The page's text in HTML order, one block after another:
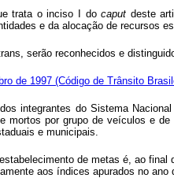
trata o inciso I docaput deste
e da alocação de recursos
serão reconhecidos e
de 1997 (Código de Trânsito
integrantes do Sistema
mortos por grupo de veículos e
e municipais.
de metas é, ao
aos índices apurados no